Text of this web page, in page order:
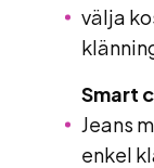
välja
Smart
Jeans
enkel